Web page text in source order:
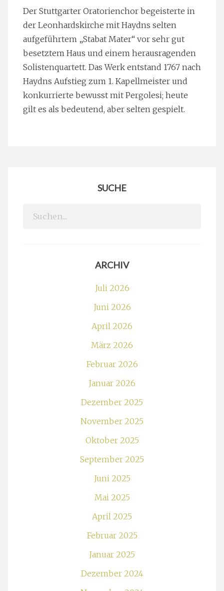
Der Stuttgarter Oratorienchor begeisterte in
der Leonhardskirche mit Haydns selten
aufgeführtem „Stabat Mater“ vor sehr gut
besetztem Haus und einem herausragenden
Solistenquartett. Das Werk entstand 1767 nach
Haydns Aufstieg zum 1. Kapellmeister und
konkurrierte bewusst mit Pergolesi; heute
gilt es als bedeutend, aber selten gespielt.
SUCHE
Search
ARCHIV
Juli 2026
Juni 2026
April 2026
März 2026
Februar 2026
Januar 2026
Dezember 2025
November 2025
Oktober 2025
September 2025
Juni 2025
Mai 2025
April 2025
Februar 2025
Januar 2025
Dezember 2024